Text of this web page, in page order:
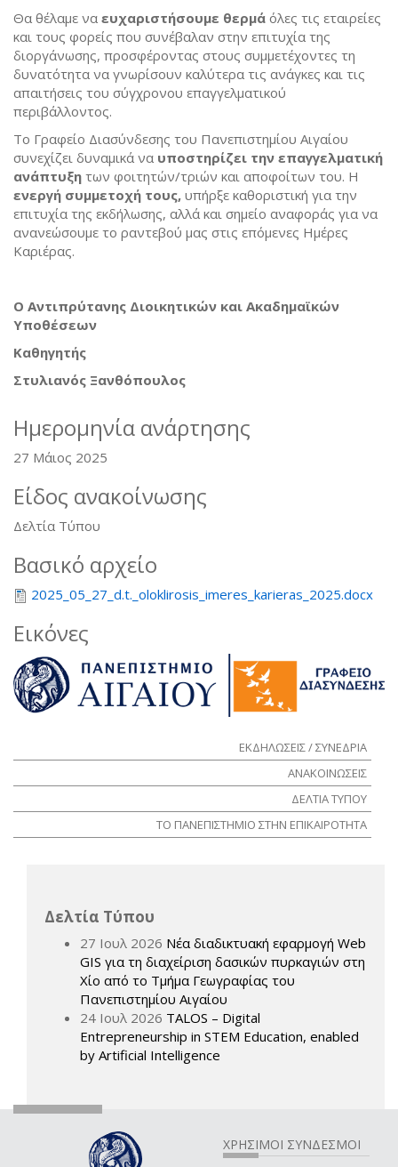
Θα θέλαμε να ευχαριστήσουμε θερμά όλες τις εταιρείες
και τους φορείς που συνέβαλαν στην επιτυχία της
διοργάνωσης, προσφέροντας στους συμμετέχοντες τη
δυνατότητα να γνωρίσουν καλύτερα τις ανάγκες και τις
απαιτήσεις του σύγχρονου επαγγελματικού
περιβάλλοντος.
Το Γραφείο Διασύνδεσης του Πανεπιστημίου Αιγαίου
συνεχίζει δυναμικά να υποστηρίζει την επαγγελματική
ανάπτυξη των φοιτητών/τριών και αποφοίτων του. Η
ενεργή συμμετοχή τους, υπήρξε καθοριστική για την
επιτυχία της εκδήλωσης, αλλά και σημείο αναφοράς για να
ανανεώσουμε το ραντεβού μας στις επόμενες Ημέρες
Καριέρας.
Ο Αντιπρύτανης Διοικητικών και Ακαδημαϊκών
Υποθέσεων
Καθηγητής
Στυλιανός Ξανθόπουλος
Ημερομηνία ανάρτησης
27 Μάιος 2025
Είδος ανακοίνωσης
Δελτία Τύπου
Βασικό αρχείο
2025_05_27_d.t._oloklirosis_imeres_karieras_2025.docx
Εικόνες
ΕΚΔΗΛΩΣΕΙΣ / ΣΥΝΕΔΡΙΑ
ΑΝΑΚΟΙΝΩΣΕΙΣ
ΔΕΛΤΙΑ ΤΥΠΟΥ
ΤΟ ΠΑΝΕΠΙΣΤΗΜΙΟ ΣΤΗΝ ΕΠΙΚΑΙΡΟΤΗΤΑ
Δελτία Τύπου
27 Ιουλ 2026 Νέα διαδικτυακή εφαρμογή Web
GIS για τη διαχείριση δασικών πυρκαγιών στη
Χίο από το Τμήμα Γεωγραφίας του
Πανεπιστημίου Αιγαίου
24 Ιουλ 2026 TALOS – Digital
Entrepreneurship in STEM Education, enabled
by Artificial Intelligence
ΧΡΗΣΙΜΟΙ ΣΥΝΔΕΣΜΟΙ